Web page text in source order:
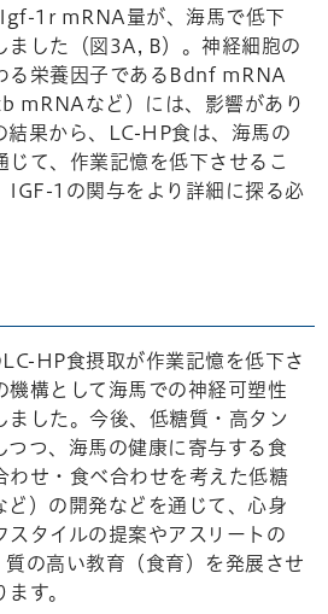
1r mRNA量が、海馬で低下
ました（図3A, B）。神経細胞の
る栄養因子であるBdnf mRNA
mRNAなど）には、影響があり
結果から、LC-HP食は、海馬の
じて、作業記憶を低下させるこ
IGF-1の関与をより詳細に探る必
HP食摂取が作業記憶を低下さ
機構として海馬での神経可塑性
ました。今後、低糖質・高タン
つつ、海馬の健康に寄与する食
わせ・食べ合わせを考えた低糖
ど）の開発などを通じて、心身
スタイルの提案やアスリートの
質の高い教育（食育）を発展させ
す。